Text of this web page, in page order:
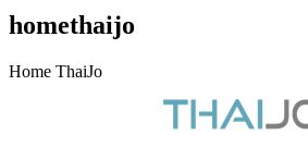
homethaijo
Home ThaiJo